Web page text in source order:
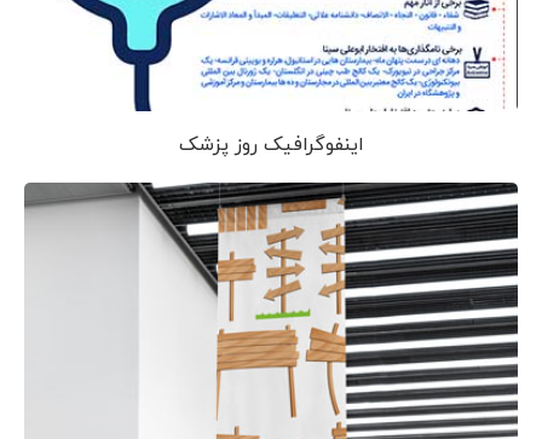
اینفوگرافیک روز پزشک